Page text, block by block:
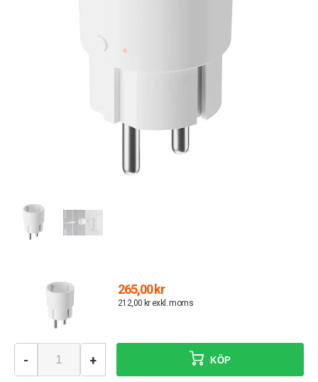
265,00 kr
212,00 kr exkl. moms
- + KÖP